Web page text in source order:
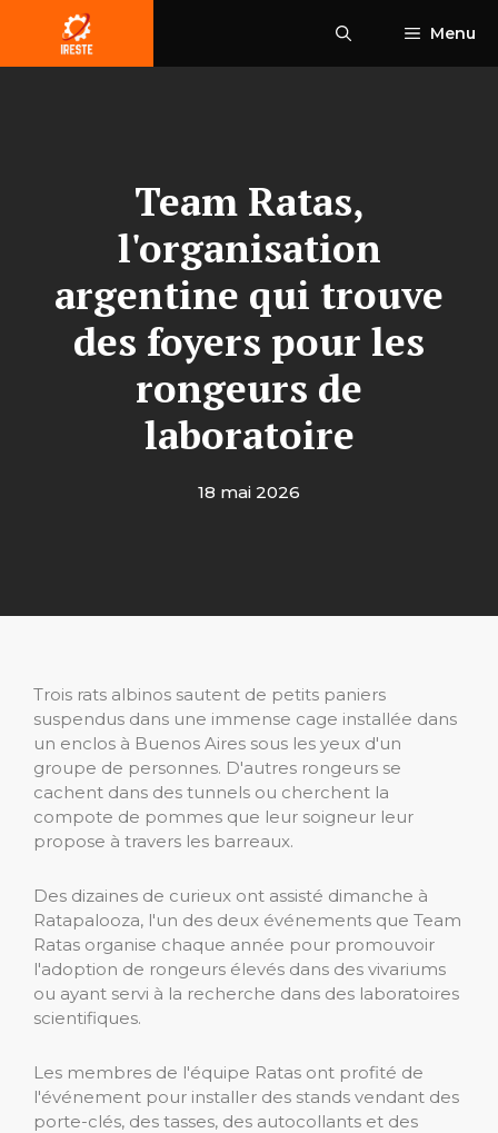
contenu
Menu
Team Ratas,
l'organisation
argentine qui trouve
des foyers pour les
rongeurs de
laboratoire
18 mai 2026
Trois rats albinos sautent de petits paniers
suspendus dans une immense cage installée dans
un enclos à Buenos Aires sous les yeux d'un
groupe de personnes. D'autres rongeurs se
cachent dans des tunnels ou cherchent la
compote de pommes que leur soigneur leur
propose à travers les barreaux.
Des dizaines de curieux ont assisté dimanche à
Ratapalooza, l'un des deux événements que Team
Ratas organise chaque année pour promouvoir
l'adoption de rongeurs élevés dans des vivariums
ou ayant servi à la recherche dans des laboratoires
scientifiques.
Les membres de l'équipe Ratas ont profité de
l'événement pour installer des stands vendant des
porte-clés, des tasses, des autocollants et des